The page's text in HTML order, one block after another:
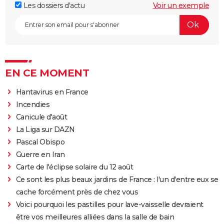
Les dossiers d'actu
Voir un exemple
EN CE MOMENT
Hantavirus en France
Incendies
Canicule d'août
La Liga sur DAZN
Pascal Obispo
Guerre en Iran
Carte de l'éclipse solaire du 12 août
Ce sont les plus beaux jardins de France : l'un d'entre eux se
cache forcément près de chez vous
Voici pourquoi les pastilles pour lave-vaisselle devraient
être vos meilleures alliées dans la salle de bain